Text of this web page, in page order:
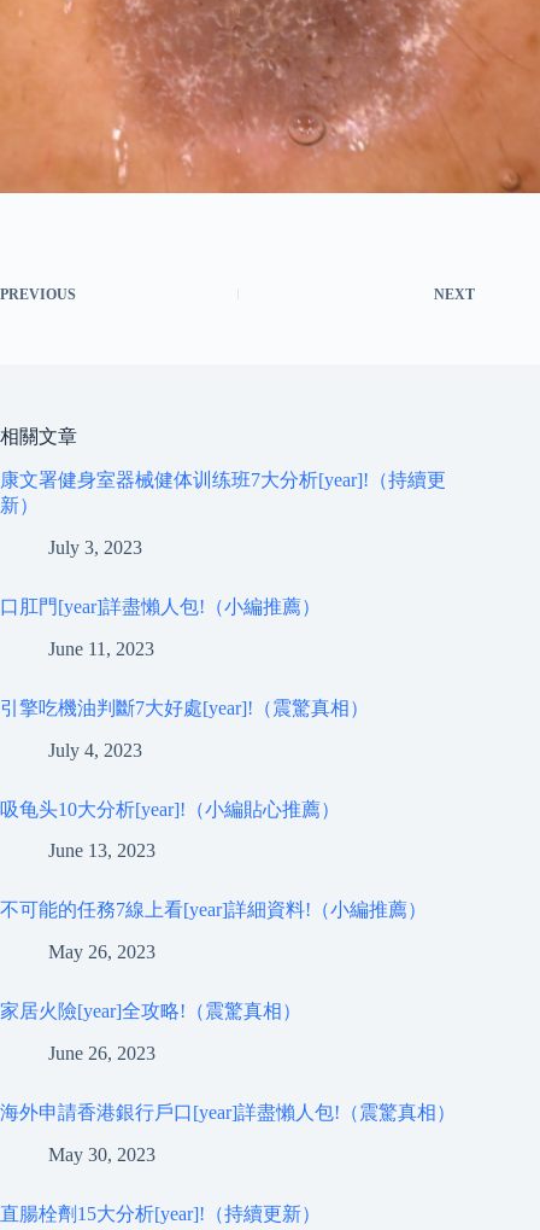
PREVIOUS NEXT
相關文章
康文署健身室器械健体训练班7大分析[year]!（持續更
新）
July 3, 2023
口肛門[year]詳盡懶人包!（小編推薦）
June 11, 2023
引擎吃機油判斷7大好處[year]!（震驚真相）
July 4, 2023
吸龟头10大分析[year]!（小編貼心推薦）
June 13, 2023
不可能的任務7線上看[year]詳細資料!（小編推薦）
May 26, 2023
家居火險[year]全攻略!（震驚真相）
June 26, 2023
海外申請香港銀行戶口[year]詳盡懶人包!（震驚真相）
May 30, 2023
直腸栓劑15大分析[year]!（持續更新）